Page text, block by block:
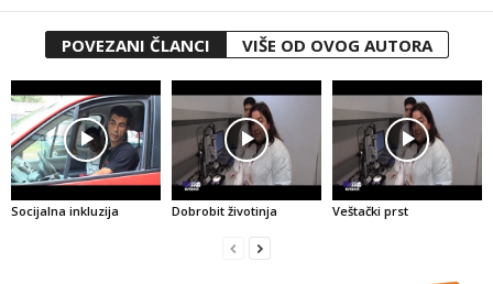
POVEZANI ČLANCI VIŠE OD OVOG AUTORA
Socijalna inkluzija Dobrobit životinja Veštački prst